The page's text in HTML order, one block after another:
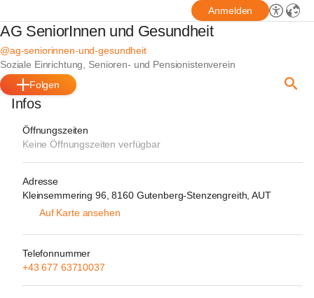
Anmelden
AG SeniorInnen und Gesundheit
@ag-seniorinnen-und-gesundheit
Soziale Einrichtung, Senioren- und Pensionistenverein
Folgen
Infos
Öffnungszeiten
Keine Öffnungszeiten verfügbar
Adresse
Kleinsemmering 96, 8160 Gutenberg-Stenzengreith, AUT
Auf Karte ansehen
Telefonnummer
+43 677 63710037